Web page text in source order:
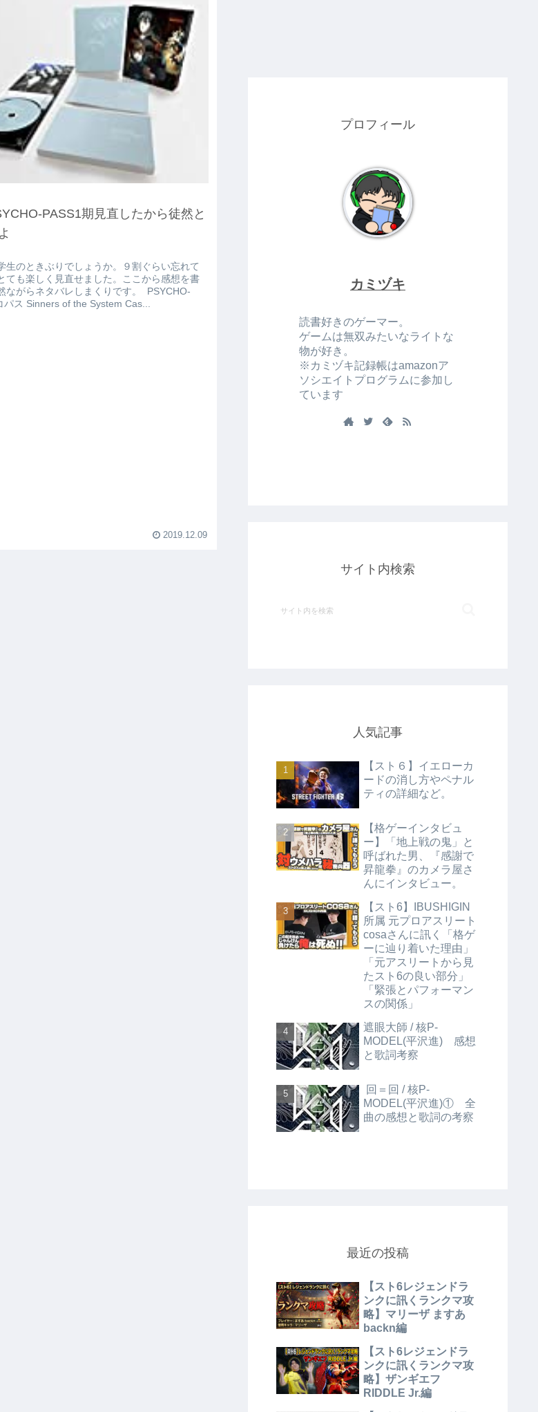
PASS1期見直したから徒然と
生のときぶりでしょうか。９割ぐらい忘れて
ても楽しく見直せました。ここから感想を書
ながらネタバレしまくりです。 PSYCHO-
パス Sinners of the System Cas...
2019.12.09
プロフィール
カミヅキ
読書好きのゲーマー。
ゲームは無双みたいなライトな
物が好き。
※カミヅキ記録帳はamazonア
ソシエイトプログラムに参加し
ています
サイト内検索
人気記事
【スト６】イエローカ
ードの消し方やペナル
ティの詳細など。
【格ゲーインタビュ
ー】「地上戦の鬼」と
呼ばれた男、『感謝で
昇龍拳』のカメラ屋さ
んにインタビュー。
【スト6】IBUSHIGIN
所属 元プロアスリート
cosaさんに訊く「格ゲ
ーに辿り着いた理由」
「元アスリートから見
たスト6の良い部分」
「緊張とパフォーマン
スの関係」
遮眼大師 / 核P-
MODEL(平沢進) 感想
と歌詞考察
回＝回 / 核P-
MODEL(平沢進)① 全
曲の感想と歌詞の考察
最近の投稿
【スト6レジェンドラ
ンクに訊くランクマ攻
略】マリーザ ますあ
backn編
【スト6レジェンドラ
ンクに訊くランクマ攻
略】ザンギエフ
RIDDLE Jr.編